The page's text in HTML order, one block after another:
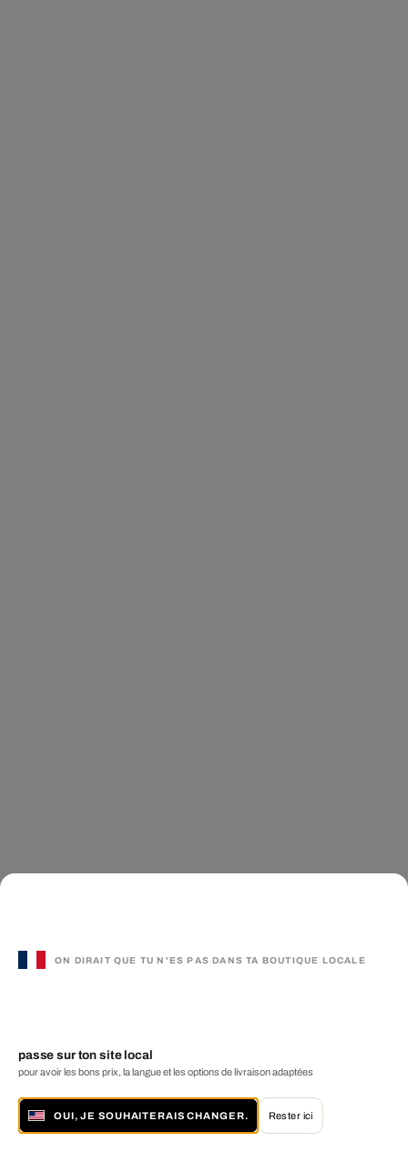
ON DIRAIT QUE TU N'ES PAS DANS TA BOUTIQUE LOCALE
passe sur ton site local
pour avoir les bons prix, la langue et les options de livraison adaptées
OUI, JE SOUHAITERAIS CHANGER. Rester ici